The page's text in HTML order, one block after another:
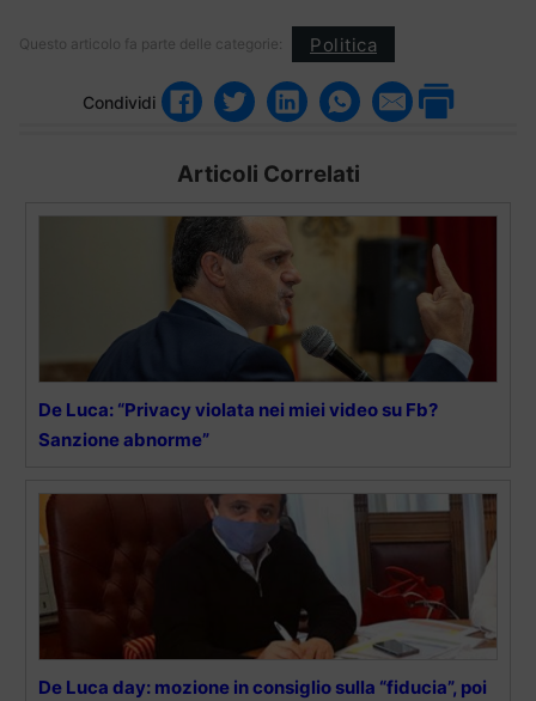
Questo articolo fa parte delle categorie: Politica
Condividi
Articoli Correlati
De Luca: “Privacy violata nei miei video su Fb?
Sanzione abnorme”
De Luca day: mozione in consiglio sulla “fiducia”, poi